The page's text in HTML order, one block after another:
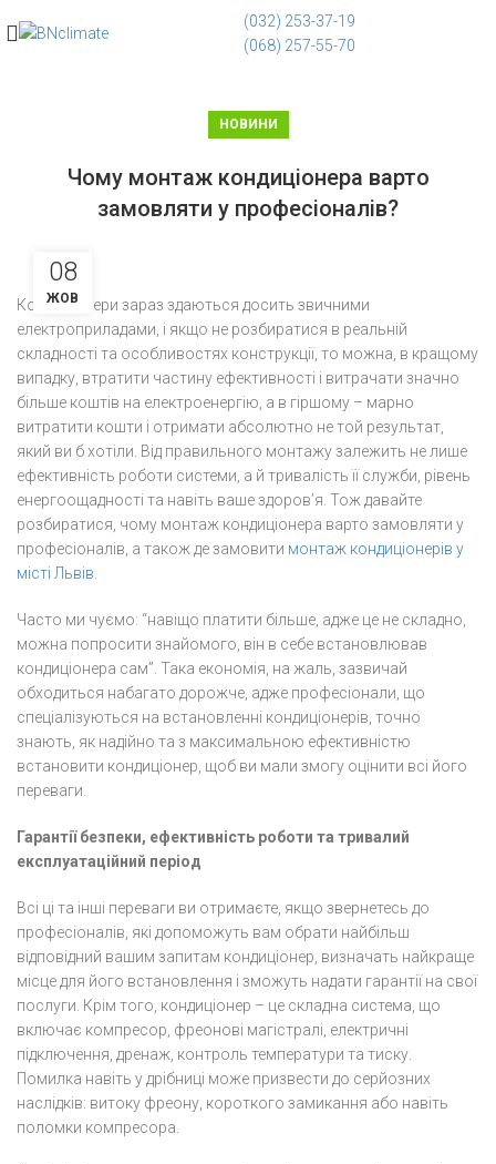
(032) 253-37-19
(068) 257-55-70
НОВИНИ
Чому монтаж кондиціонера варто
замовляти у професіоналів?
08
ЖОВ
Кондиціонери зараз здаються досить звичними
електроприладами, і якщо не розбиратися в реальній
складності та особливостях конструкції, то можна, в кращому
випадку, втратити частину ефективності і витрачати значно
більше коштів на електроенергію, а в гіршому – марно
витратити кошти і отримати абсолютно не той результат,
який ви б хотіли. Від правильного монтажу залежить не лише
ефективність роботи системи, а й тривалість її служби, рівень
енергоощадності та навіть ваше здоров’я. Тож давайте
розбиратися, чому монтаж кондиціонера варто замовляти у
професіоналів, а також де замовити монтаж кондиціонерів у
місті Львів
Часто ми чуємо: “навіщо платити більше, адже це не складно,
можна попросити знайомого, він в себе встановлював
кондиціонера сам”. Така економія, на жаль, зазвичай
обходиться набагато дорожче, адже професіонали, що
спеціалізуються на встановленні кондиціонерів, точно
знають, як надійно та з максимальною ефективністю
встановити кондиціонер, щоб ви мали змогу оцінити всі його
переваги.
Гарантії безпеки, ефективність роботи та тривалий
експлуатаційний період
Всі ці та інші переваги ви отримаєте, якщо звернетесь до
професіоналів, які допоможуть вам обрати найбільш
відповідний вашим запитам кондиціонер, визначать найкраще
місце для його встановлення і зможуть надати гарантії на свої
послуги. Крім того, кондиціонер – це складна система, що
включає компресор, фреонові магістралі, електричні
підключення, дренаж, контроль температури та тиску.
Помилка навіть у дрібниці може призвести до серйозних
наслідків: витоку фреону, короткого замикання або навіть
поломки компресора.